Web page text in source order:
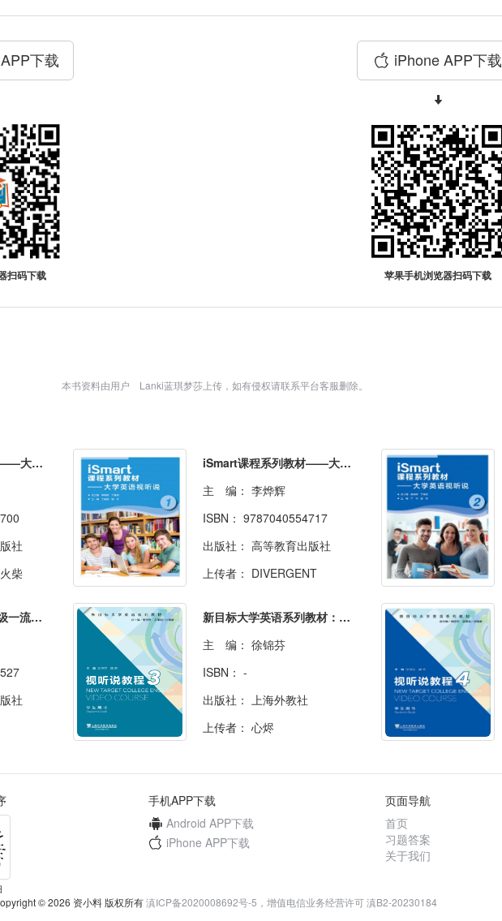
下载
扫码下载
iPhone APP下载
苹果手机浏览器扫码下载
本书资料由用户 Lanki蓝琪梦莎上传，如有侵权请联系平台客服删除。
iSmart课程系列教材——大学英语视听说3
社
柴
iSmart课程系列教材——大学英语视听说1
主 编： 李烨辉
ISBN： 9787040554717
出版社： 高等教育出版社
上传者： DIVERGENT
理工学术英语（国家级一流本科课程配套教材）
社
新目标大学英语系列教材：视听说教程3
主 编： 徐锦芬
ISBN： -
出版社： 上海外教社
上传者： 心烬
手机APP下载
Android APP下载
iPhone APP下载
页面导航
首页
习题答案
关于我们
© 2026 资小料 版权所有滇ICP备2020008692号-5，增值电信业务经营许可 滇B2-20230184